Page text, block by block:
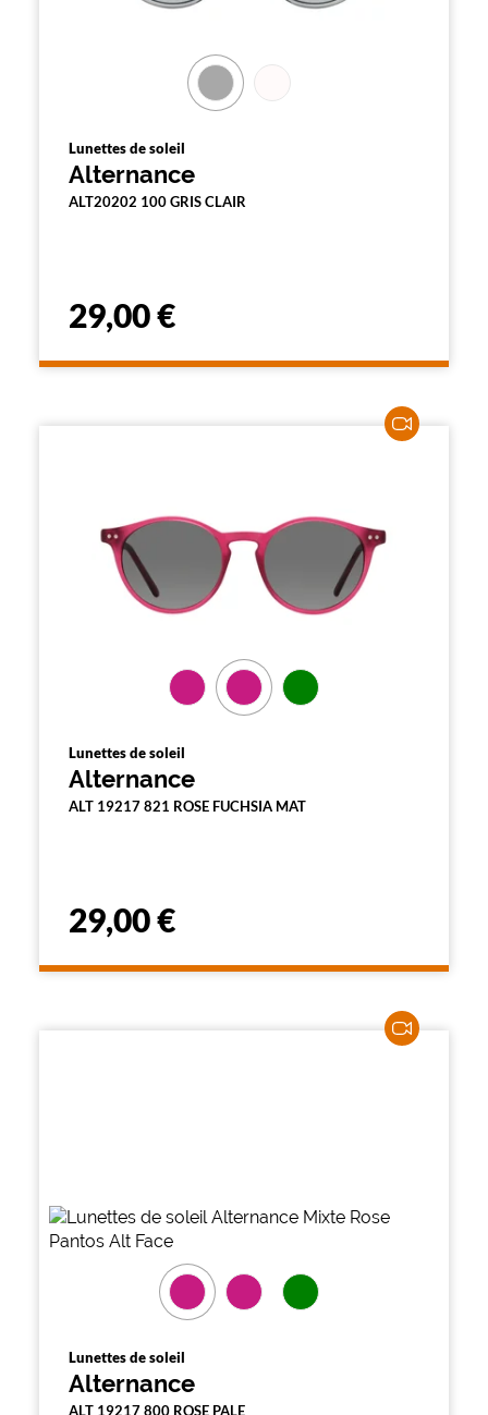
Lunettes de soleil
Alternance
ALT20202 100 GRIS CLAIR
29,00 €
Lunettes de soleil
Alternance
ALT 19217 821 ROSE FUCHSIA MAT
29,00 €
Lunettes de soleil
Alternance
ALT 19217 800 ROSE PALE